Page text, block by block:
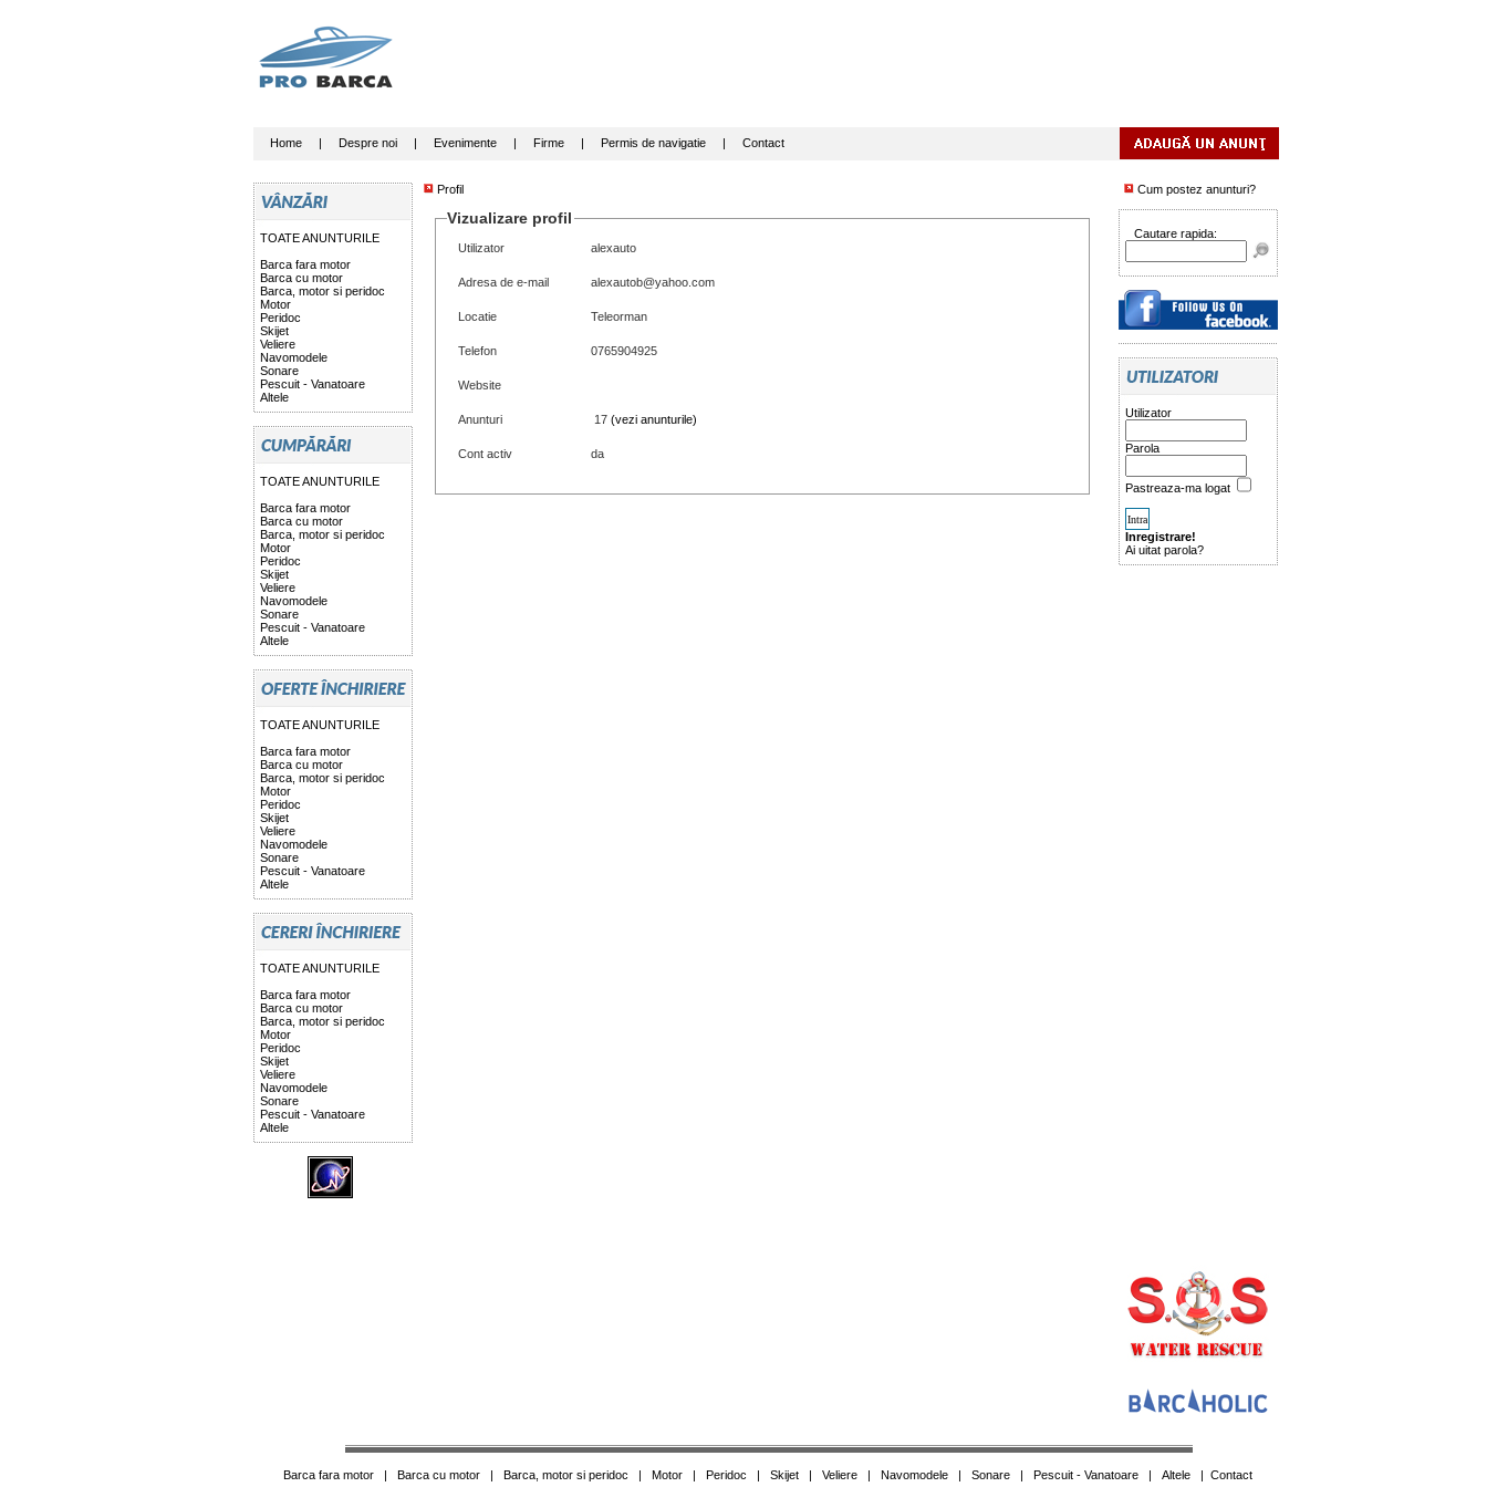
Home| Despre noi| Evenimente| Firme| Permis de navigatie| Contact
TOATE ANUNTURILE
Barca fara motor
Barca cu motor
Barca, motor si peridoc
Motor
Peridoc
Skijet
Veliere
Navomodele
Sonare
Pescuit - Vanatoare
Altele
TOATE ANUNTURILE
Barca fara motor
Barca cu motor
Barca, motor si peridoc
Motor
Peridoc
Skijet
Veliere
Navomodele
Sonare
Pescuit - Vanatoare
Altele
TOATE ANUNTURILE
Barca fara motor
Barca cu motor
Barca, motor si peridoc
Motor
Peridoc
Skijet
Veliere
Navomodele
Sonare
Pescuit - Vanatoare
Altele
TOATE ANUNTURILE
Barca fara motor
Barca cu motor
Barca, motor si peridoc
Motor
Peridoc
Skijet
Veliere
Navomodele
Sonare
Pescuit - Vanatoare
Altele
Profil
Vizualizare profil
Utilizator alexauto
Adresa de e-mail alexautob@yahoo.com
Locatie Teleorman
Telefon 0765904925
Website
Anunturi 17 (vezi anunturile)
Cont activ da
Cum postez anunturi?
Cautare rapida:
Utilizator
Parola
Pastreaza-ma logat
Inregistrare!
Ai uitat parola?
Barca fara motor| Barca cu motor| Barca, motor si peridoc | Motor| Peridoc | Skijet| Veliere| Navomodele| Sonare| Pescuit - Vanatoare| Altele| Contact